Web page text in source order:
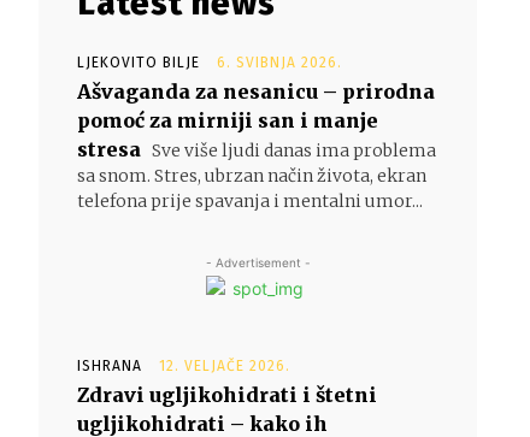
LJEKOVITO BILJE 6. SVIBNJA 2026.
Ašvaganda za nesanicu – prirodna
pomoć za mirniji san i manje
stresa Sve više ljudi danas ima problema
sa snom. Stres, ubrzan način života, ekran
telefona prije spavanja i mentalni umor...
- Advertisement -
ISHRANA 12. VELJAČE 2026.
Zdravi ugljikohidrati i štetni
ugljikohidrati – kako ih